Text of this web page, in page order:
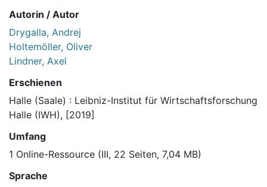
Autorin / Autor
Drygalla, Andrej
Holtemöller, Oliver
Lindner, Axel
Erschienen
Halle (Saale) : Leibniz-Institut für Wirtschaftsforschung
Halle (IWH), [2019]
Umfang
1 Online-Ressource (III, 22 Seiten, 7,04 MB)
Sprache